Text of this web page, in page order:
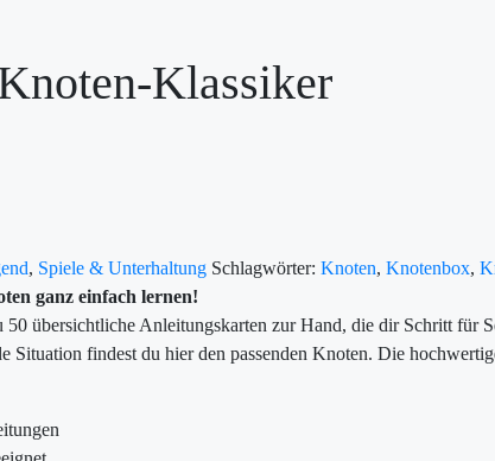
Klassiker
, Spiele & Unterhaltung Schlagwörter: Knoten, Knotenbox,
ganz einfach lernen!
übersichtliche Anleitungskarten zur Hand, die dir Schritt für
findest du hier den passenden Knoten. Die